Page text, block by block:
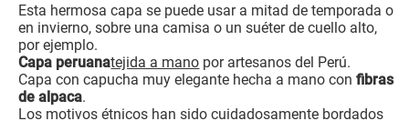
Esta hermosa capa se puede usar a mitad de temporada o
en invierno, sobre una camisa o un suéter de cuello alto,
por ejemplo.
Capa peruanatejida a mano por artesanos del Perú.
Capa con capucha muy elegante hecha a mano confibras
de alpaca.
Los motivos étnicos han sido cuidadosamente bordados